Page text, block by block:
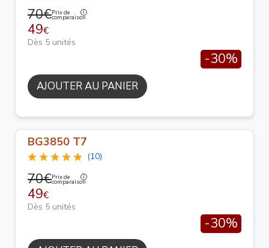
70€Prix de
comparaison
49€
Dès 5 unités
-30%
AJOUTER AU PANIER
BG3850 T7
(10)
70€Prix de
comparaison
49€
Dès 5 unités
-30%